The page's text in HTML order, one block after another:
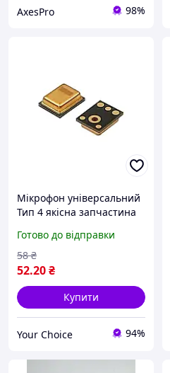
AxesPro 98%
Мікрофон універсальний
Тип 4 якісна запчастина
Готово до відправки
52.20₴
58 ₴
Купити
Your Choice 94%